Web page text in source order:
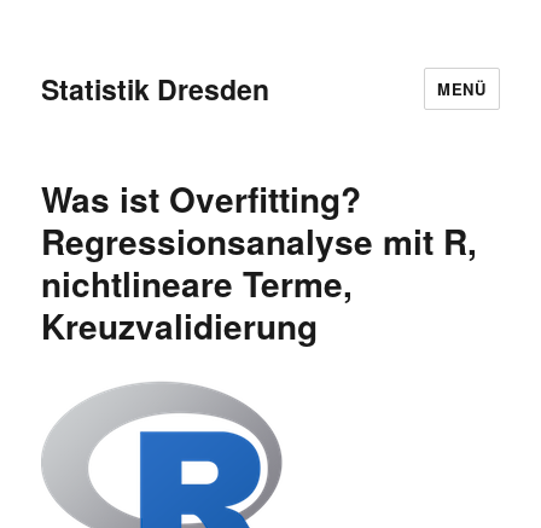
Statistik Dresden MENÜ
Was ist Overfitting?
Regressionsanalyse mit R,
nichtlineare Terme,
Kreuzvalidierung